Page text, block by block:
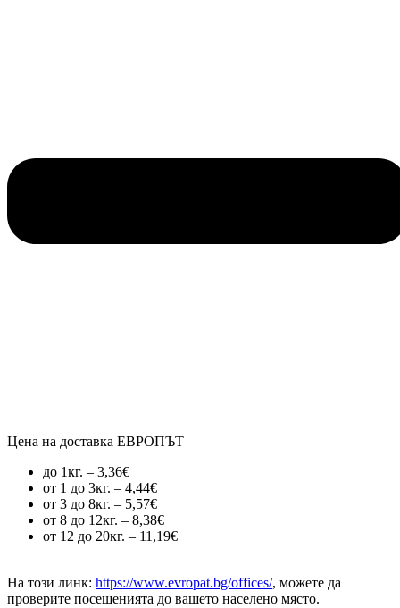
Цена на доставка ЕВРОПЪТ
до 1кг. – 3,36€
от 1 до 3кг. – 4,44€
от 3 до 8кг. – 5,57€
от 8 до 12кг. – 8,38€
от 12 до 20кг. – 11,19€
На този линк: https://www.evropat.bg/offices/, можете да
проверите посещенията до вашето населено място.